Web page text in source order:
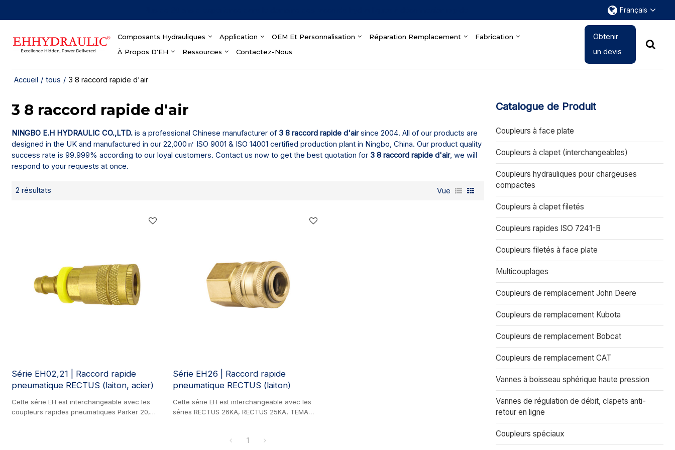
Français
Composants Hydrauliques Application OEM Et Personnalisation Réparation Remplacement
Fabrication
À Propos D'EH
Ressources Contactez-Nous
Obtenir
un devis
Accueil / tous / 3 8 raccord rapide d'air
3 8 raccord rapide d'air
NINGBO E.H HYDRAULIC CO.,LTD. is a professional Chinese manufacturer of 3 8 raccord rapide d'airsince 2004. All of our products are
designed in the UK and manufactured in our 22,000㎡ ISO 9001 & ISO 14001 certified production plant in Ningbo, China. Our product quality
success rate is 99.999% according to our loyal customers. Contact us now to get the best quotation for 3 8 raccord rapide d'air, we will
respond to your requests at once.
2 résultats Vue
Série EH02,21 | Raccord rapide
pneumatique RECTUS (laiton, acier)
Cette série EH est interchangeable avec les
coupleurs rapides pneumatiques Parker 20,
Série EH26 | Raccord rapide
pneumatique RECTUS (laiton)
Cette série EH est interchangeable avec les
séries RECTUS 26KA, RECTUS 25KA, TEMA
en milieu industriel. Il est largement utilisé pour
1
Catalogue de Produit
Coupleurs à face plate
Coupleurs à clapet (interchangeables)
Coupleurs hydrauliques pour chargeuses
compactes
Coupleurs à clapet filetés
Coupleurs rapides ISO 7241-B
Coupleurs filetés à face plate
Multicouplages
Coupleurs de remplacement John Deere
Coupleurs de remplacement Kubota
Coupleurs de remplacement Bobcat
Coupleurs de remplacement CAT
Vannes à boisseau sphérique haute pression
Vannes de régulation de débit, clapets anti-
retour en ligne
Coupleurs spéciaux